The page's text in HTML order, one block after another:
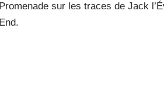
Promenade sur les traces de Jack
End.